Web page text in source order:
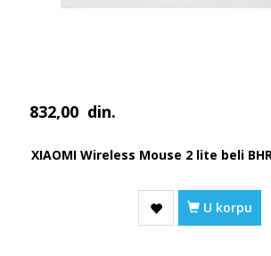
832,00 din.
XIAOMI Wireless Mouse 2 lite beli
U korpu